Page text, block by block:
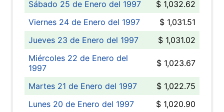
Sábado 25 de Enero del 1997
$ 1,032.62
Viernes 24 de Enero del 1997
$ 1,031.51
Jueves 23 de Enero del 1997
$ 1,031.02
Miércoles 22 de Enero del
1997
$ 1,023.67
Martes 21 de Enero del 1997
$ 1,022.75
Lunes 20 de Enero del 1997
$ 1,020.90